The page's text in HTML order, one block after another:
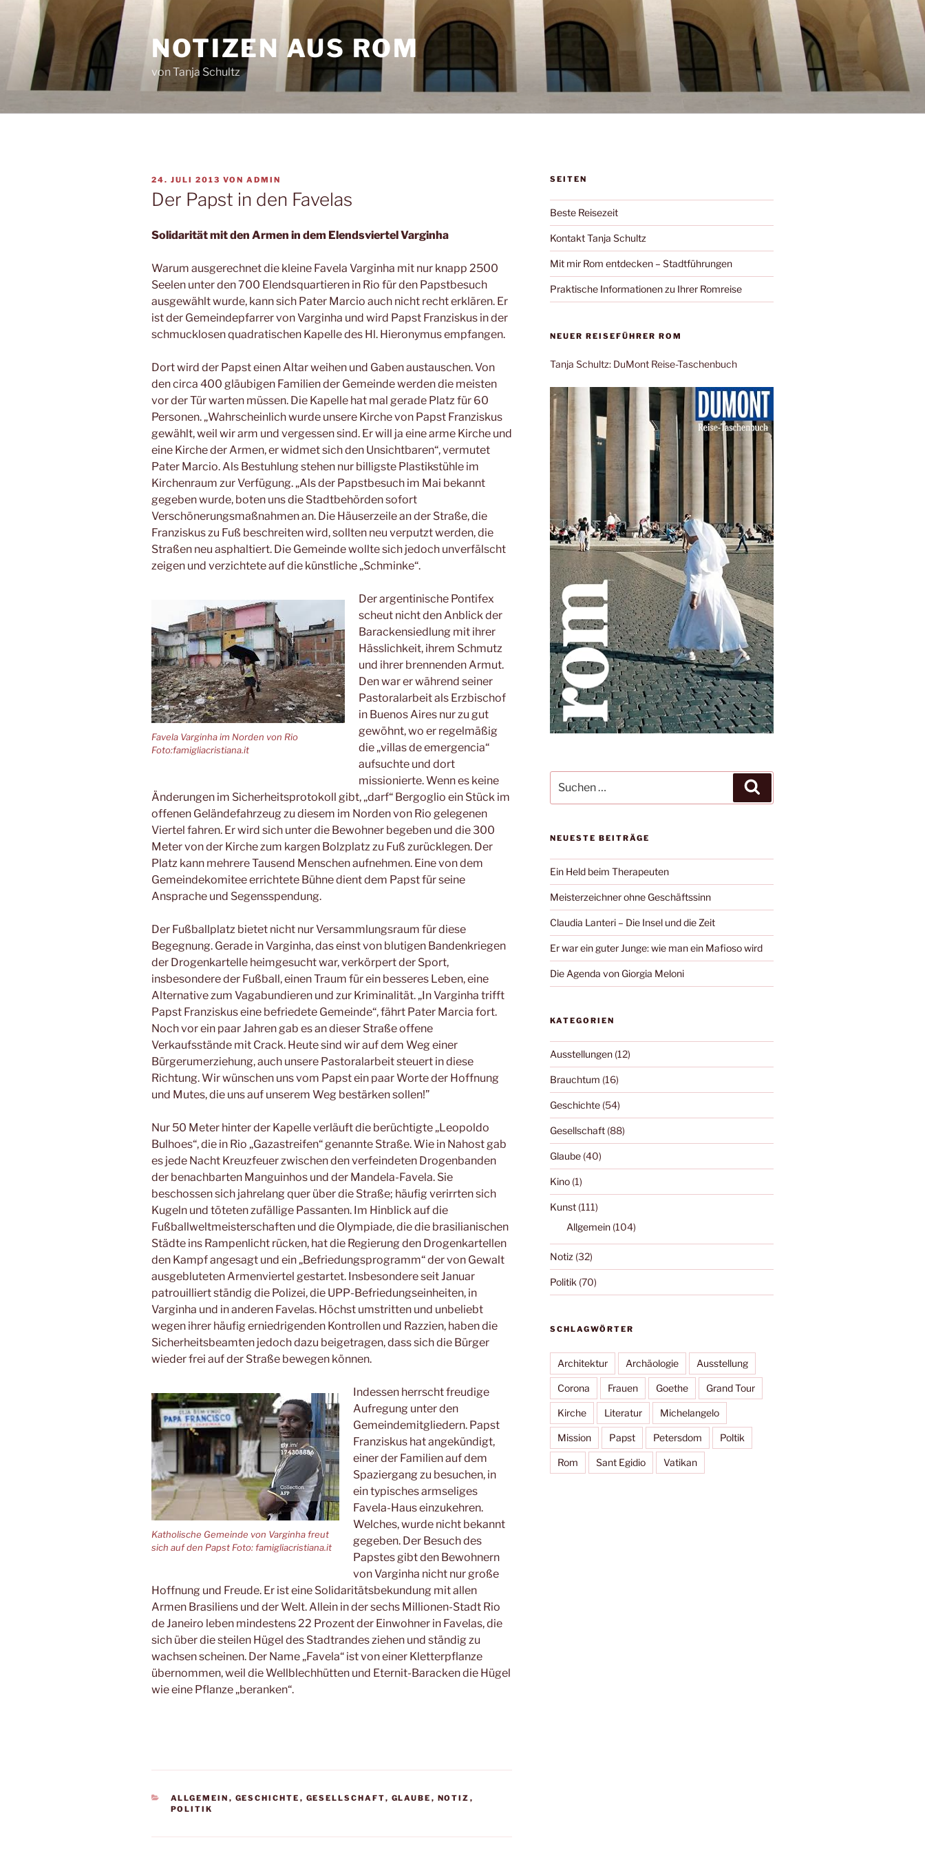
springen
NOTIZEN AUS ROM
von Tanja Schultz
VERÖFFENTLICHT
AM
24. JULI 2013 VON ADMIN
Der Papst in den Favelas
Solidarität mit den Armen in dem Elendsviertel Varginha
Warum ausgerechnet die kleine Favela Varginha mit nur knapp 2500
Seelen unter den 700 Elendsquartieren in Rio für den Papstbesuch
ausgewählt wurde, kann sich Pater Marcio auch nicht recht erklären. Er
ist der Gemeindepfarrer von Varginha und wird Papst Franziskus in der
schmucklosen quadratischen Kapelle des Hl. Hieronymus empfangen.
Dort wird der Papst einen Altar weihen und Gaben austauschen. Von
den circa 400 gläubigen Familien der Gemeinde werden die meisten
vor der Tür warten müssen. Die Kapelle hat mal gerade Platz für 60
Personen. „Wahrscheinlich wurde unsere Kirche von Papst Franziskus
gewählt, weil wir arm und vergessen sind. Er will ja eine arme Kirche und
eine Kirche der Armen, er widmet sich den Unsichtbaren“, vermutet
Pater Marcio. Als Bestuhlung stehen nur billigste Plastikstühle im
Kirchenraum zur Verfügung. „Als der Papstbesuch im Mai bekannt
gegeben wurde, boten uns die Stadtbehörden sofort
Verschönerungsmaßnahmen an. Die Häuserzeile an der Straße, die
Franziskus zu Fuß beschreiten wird, sollten neu verputzt werden, die
Straßen neu asphaltiert. Die Gemeinde wollte sich jedoch unverfälscht
zeigen und verzichtete auf die künstliche „Schminke“.
Favela Varginha im Norden von Rio
Foto:famigliacristiana.it
Der argentinische Pontifex
scheut nicht den Anblick der
Barackensiedlung mit ihrer
Hässlichkeit, ihrem Schmutz
und ihrer brennenden Armut.
Den war er während seiner
Pastoralarbeit als Erzbischof
in Buenos Aires nur zu gut
gewöhnt, wo er regelmäßig
die „villas de emergencia“
aufsuchte und dort
missionierte. Wenn es keine
Änderungen im Sicherheitsprotokoll gibt, „darf“ Bergoglio ein Stück im
offenen Geländefahrzeug zu diesem im Norden von Rio gelegenen
Viertel fahren. Er wird sich unter die Bewohner begeben und die 300
Meter von der Kirche zum kargen Bolzplatz zu Fuß zurücklegen. Der
Platz kann mehrere Tausend Menschen aufnehmen. Eine von dem
Gemeindekomitee errichtete Bühne dient dem Papst für seine
Ansprache und Segensspendung.
Der Fußballplatz bietet nicht nur Versammlungsraum für diese
Begegnung. Gerade in Varginha, das einst von blutigen Bandenkriegen
der Drogenkartelle heimgesucht war, verkörpert der Sport,
insbesondere der Fußball, einen Traum für ein besseres Leben, eine
Alternative zum Vagabundieren und zur Kriminalität. „In Varginha trifft
Papst Franziskus eine befriedete Gemeinde“, fährt Pater Marcia fort.
Noch vor ein paar Jahren gab es an dieser Straße offene
Verkaufsstände mit Crack. Heute sind wir auf dem Weg einer
Bürgerumerziehung, auch unsere Pastoralarbeit steuert in diese
Richtung. Wir wünschen uns vom Papst ein paar Worte der Hoffnung
und Mutes, die uns auf unserem Weg bestärken sollen!”
Nur 50 Meter hinter der Kapelle verläuft die berüchtigte „Leopoldo
Bulhoes“, die in Rio „Gazastreifen“ genannte Straße. Wie in Nahost gab
es jede Nacht Kreuzfeuer zwischen den verfeindeten Drogenbanden
der benachbarten Manguinhos und der Mandela-Favela. Sie
beschossen sich jahrelang quer über die Straße; häufig verirrten sich
Kugeln und töteten zufällige Passanten. Im Hinblick auf die
Fußballweltmeisterschaften und die Olympiade, die die brasilianischen
Städte ins Rampenlicht rücken, hat die Regierung den Drogenkartellen
den Kampf angesagt und ein „Befriedungsprogramm“ der von Gewalt
ausgebluteten Armenviertel gestartet. Insbesondere seit Januar
patrouilliert ständig die Polizei, die UPP-Befriedungseinheiten, in
Varginha und in anderen Favelas. Höchst umstritten und unbeliebt
wegen ihrer häufig erniedrigenden Kontrollen und Razzien, haben die
Sicherheitsbeamten jedoch dazu beigetragen, dass sich die Bürger
wieder frei auf der Straße bewegen können.
Katholische Gemeinde von Varginha freut
sich auf den Papst Foto: famigliacristiana.it
Indessen herrscht freudige
Aufregung unter den
Gemeindemitgliedern. Papst
Franziskus hat angekündigt,
einer der Familien auf dem
Spaziergang zu besuchen, in
ein typisches armseliges
Favela-Haus einzukehren.
Welches, wurde nicht bekannt
gegeben. Der Besuch des
Papstes gibt den Bewohnern
von Varginha nicht nur große
Hoffnung und Freude. Er ist eine Solidaritätsbekundung mit allen
Armen Brasiliens und der Welt. Allein in der sechs Millionen-Stadt Rio
de Janeiro leben mindestens 22 Prozent der Einwohner in Favelas, die
sich über die steilen Hügel des Stadtrandes ziehen und ständig zu
wachsen scheinen. Der Name „Favela“ ist von einer Kletterpflanze
übernommen, weil die Wellblechhütten und Eternit-Baracken die Hügel
wie eine Pflanze „beranken“.
KATEGORIEN
ALLGEMEIN , GESCHICHTE , GESELLSCHAFT, GLAUBE , NOTIZ ,
POLITIK
SEITEN
Beste Reisezeit
Kontakt Tanja Schultz
Mit mir Rom entdecken – Stadtführungen
Praktische Informationen zu Ihrer Romreise
NEUER REISEFÜHRER ROM
Tanja Schultz: DuMont Reise-Taschenbuch
nach:
NEUESTE BEITRÄGE
Ein Held beim Therapeuten
Meisterzeichner ohne Geschäftssinn
Claudia Lanteri – Die Insel und die Zeit
Er war ein guter Junge: wie man ein Mafioso wird
Die Agenda von Giorgia Meloni
KATEGORIEN
Ausstellungen(12)
Brauchtum (16)
Geschichte(54)
Gesellschaft(88)
Glaube(40)
Kino(1)
Kunst(111)
Allgemein(104)
Notiz (32)
Politik (70)
SCHLAGWÖRTER
Architektur Archäologie Ausstellung
Corona Frauen Goethe Grand Tour
Kirche Literatur Michelangelo
Mission Papst Petersdom Poltik
Rom Sant Egidio Vatikan